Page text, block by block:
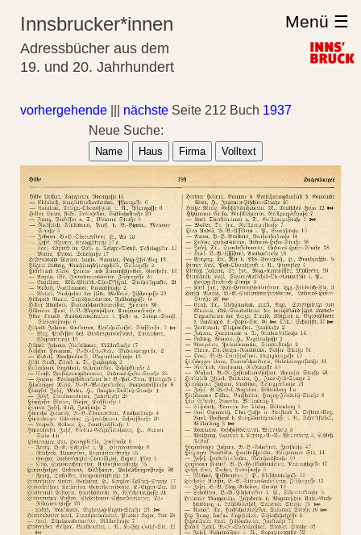
Innsbrucker*innen
Adressbücher aus dem
19. und 20. Jahrhundert
Menü ☰
vorhergehende nächste Seite 212 Buch 1937
Neue Suche:
Name Haus Firma Volltext